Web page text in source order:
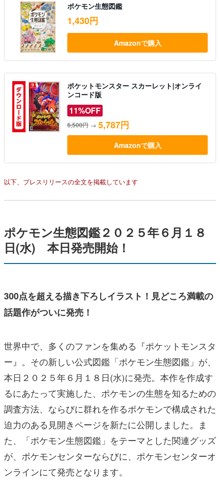
ポケモン生態図鑑
1,430円
Amazonで購入
ポケットモンスター スカーレット|オンライ
ンコード版
11%OFF
6,500円 → 5,787円
Amazonで購入
以下、プレスリリースの全文を掲載しています
ポケモン生態図鑑２０２５年６月１８
日(水) 本日発売開始！
300点を超える描き下ろしイラスト！見どころ満載の
話題作がついに発売！
世界中で、多くのファンを集める『ポケットモンスタ
ー』。その新しい公式図鑑「ポケモン生態図鑑」が、
本日２０２５年６月１８日(水)に発売。本作を作成す
るにあたって実施した、ポケモンの生態を知るための
調査方法、ならびに群れを作るポケモンで構成された
迫力のある見開きページを新たに公開しました。ま
た、「ポケモン生態図鑑」をテーマとした関連グッズ
が、ポケモンセンターならびに、ポケモンセンターオ
ンラインにて発売となります。